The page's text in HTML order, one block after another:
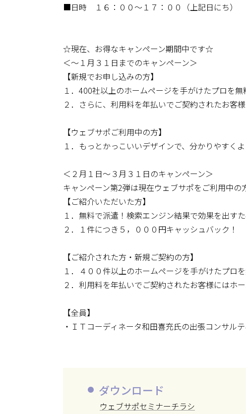
■日時 １６：００～１７：００（上記日にち）
☆現在、お得なキャンペーン期間中です☆
＜～１月３１日までのキャンペーン＞
【新規でお申し込みの方】
１．400社以上のホームページを手がけたプロを
２．さらに、利用料を年払いでご契約されたお客
【ウェブサポご利用中の方】
１．もっとかっこいいデザインで、分かりやすく
＜２月１日～３月３１日のキャンペーン＞
キャンペーン第2弾は現在ウェブサポをご利用中
【ご紹介いただいた方】
１．無料で派遣！検索エンジン結果で効果を出す
２．１件につき５，０００円キャッシュバック！
【ご紹介された方・新規ご契約の方】
１．４００件以上のホームページを手がけたプロ
２．利用料を年払いでご契約されたお客様にはホ
【全員】
・ＩＴコーディネータ和田喜充氏の出張コンサル
ダウンロード
ウェブサポセミナーチラシ